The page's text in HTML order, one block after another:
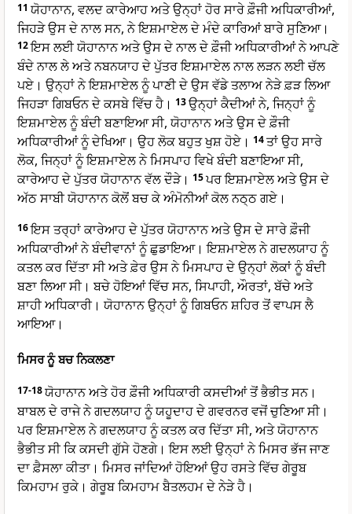
11 ਯੋਹਾਨਾਨ, ਵਲਦ ਕਾਰੇਆਹ ਅਤੇ ਉਨ੍ਹਾਂ ਹੋਰ ਸਾਰੇ ਫ਼ੌਜੀ ਅਧਿਕਾਰੀਆਂ,
ਜਿਹੜੇ ਉਸ ਦੇ ਨਾਲ ਸਨ, ਨੇ ਇਸ਼ਮਾਏਲ ਦੇ ਮੰਦੇ ਕਾਰਿਆਂ ਬਾਰੇ ਸੁਣਿਆ।
12ਇਸ ਲਈ ਯੋਹਾਨਾਨ ਅਤੇ ਉਸ ਦੇ ਨਾਲ ਦੇ ਫ਼ੌਜੀ ਅਧਿਕਾਰੀਆਂ ਨੇ ਆਪਣੇ
ਬੰਦੇ ਨਾਲ ਲੇ ਅਤੇ ਨਬਨਯਾਹ ਦੇ ਪੁੱਤਰ ਇਸ਼ਮਾਏਲ ਨਾਲ ਲੜਨ ਲਈ ਚੱਲ
ਪਏ। ਉਨ੍ਹਾਂ ਨੇ ਇਸ਼ਮਾਏਲ ਨੂੰ ਪਾਣੀ ਦੇ ਉਸ ਵੱਡੇ ਤਲਾਅ ਨੇੜੇ ਫ਼ੜ ਲਿਆ
ਜਿਹੜਾ ਗਿਬਓਨ ਦੇ ਕਸਬੇ ਵਿੱਚ ਹੈ। 13ਉਨ੍ਹਾਂ ਕੈਦੀਆਂ ਨੇ, ਜਿਨ੍ਹਾਂ ਨੂੰ
ਇਸ਼ਮਾਏਲ ਨੂੰ ਬੰਦੀ ਬਣਾਇਆ ਸੀ, ਯੋਹਾਨਾਨ ਅਤੇ ਉਸ ਦੇ ਫ਼ੌਜੀ
ਅਧਿਕਾਰੀਆਂ ਨੂੰ ਦੇਖਿਆ। ਉਹ ਲੋਕ ਬਹੁਤ ਖੁਸ਼ ਹੋਏ। 14ਤਾਂ ਉਹ ਸਾਰੇ
ਲੋਕ, ਜਿਨ੍ਹਾਂ ਨੂੰ ਇਸ਼ਮਾਏਲ ਨੇ ਮਿਸਪਾਹ ਵਿਖੇ ਬੰਦੀ ਬਣਾਇਆ ਸੀ,
ਕਾਰੇਆਹ ਦੇ ਪੁੱਤਰ ਯੋਹਾਨਾਨ ਵੱਲ ਦੌੜੇ। 15ਪਰ ਇਸ਼ਮਾਏਲ ਅਤੇ ਉਸ ਦੇ
ਅੱਠ ਸਾਬੀ ਯੋਹਾਨਾਨ ਕੋਲੋਂ ਬਚ ਕੇ ਅੰਮੋਨੀਆਂ ਕੋਲ ਨਠ੍ਠ ਗਏ।
16ਇਸ ਤਰ੍ਹਾਂ ਕਾਰੇਆਹ ਦੇ ਪੁੱਤਰ ਯੋਹਾਨਾਨ ਅਤੇ ਉਸ ਦੇ ਸਾਰੇ ਫ਼ੌਜੀ
ਅਧਿਕਾਰੀਆਂ ਨੇ ਬੰਦੀਵਾਨਾਂ ਨੂੰ ਛੁਡਾਇਆ। ਇਸ਼ਮਾਏਲ ਨੇ ਗਦਲਯਾਹ ਨੂੰ
ਕਤਲ ਕਰ ਦਿੱਤਾ ਸੀ ਅਤੇ ਫ਼ੇਰ ਉਸ ਨੇ ਮਿਸਪਾਹ ਦੇ ਉਨ੍ਹਾਂ ਲੋਕਾਂ ਨੂੰ ਬੰਦੀ
ਬਣਾ ਲਿਆ ਸੀ। ਬਚੇ ਹੋਇਆਂ ਵਿੱਚ ਸਨ, ਸਿਪਾਹੀ, ਔਰਤਾਂ, ਬੱਚੇ ਅਤੇ
ਸ਼ਾਹੀ ਅਧਿਕਾਰੀ। ਯੋਹਾਨਾਨ ਉਨ੍ਹਾਂ ਨੂੰ ਗਿਬਓਨ ਸ਼ਹਿਰ ਤੋਂ ਵਾਪਸ ਲੈ
ਆਇਆ।
ਮਿਸਰ ਨੂੰ ਬਚ ਨਿਕਲਣਾ
17-18ਯੋਹਾਨਾਨ ਅਤੇ ਹੋਰ ਫ਼ੌਜੀ ਅਧਿਕਾਰੀ ਕਸਦੀਆਂ ਤੋਂ ਭੈਭੀਤ ਸਨ।
ਬਾਬਲ ਦੇ ਰਾਜੇ ਨੇ ਗਦਲਯਾਹ ਨੂੰ ਯਹੂਦਾਹ ਦੇ ਗਵਰਨਰ ਵਜੋਂ ਚੁਣਿਆ ਸੀ।
ਪਰ ਇਸ਼ਮਾਏਲ ਨੇ ਗਦਲਯਾਹ ਨੂੰ ਕਤਲ ਕਰ ਦਿੱਤਾ ਸੀ, ਅਤੇ ਯੋਹਾਨਾਨ
ਭੈਭੀਤ ਸੀ ਕਿ ਕਸਦੀ ਗੁੱਸੇ ਹੋਣਗੇ। ਇਸ ਲਈ ਉਨ੍ਹਾਂ ਨੇ ਮਿਸਰ ਭੱਜ ਜਾਣ
ਦਾ ਫ਼ੈਸਲਾ ਕੀਤਾ। ਮਿਸਰ ਜਾਂਦਿਆਂ ਹੋਇਆਂ ਉਹ ਰਸਤੇ ਵਿੱਚ ਗੇਰੂਬ
ਕਿਮਹਾਮ ਰੁਕੇ। ਗੇਰੂਬ ਕਿਮਹਾਮ ਬੈਤਲਹਮ ਦੇ ਨੇੜੇ ਹੈ।